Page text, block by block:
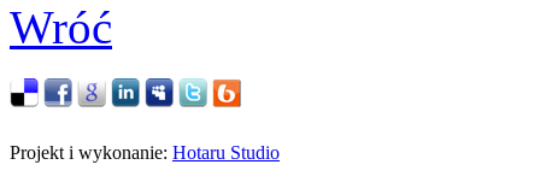
Wróć
Projekt i wykonanie: Hotaru Studio